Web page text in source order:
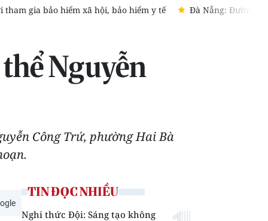
Đường giao thông vào làng đồng bào dân tộc Cor ở xã Phú Ninh
Nguyễn
Công Trứ, phường Hai Bà
TIN ĐỌC NHIỀU
Nghi thức Đội: Sáng tạo không